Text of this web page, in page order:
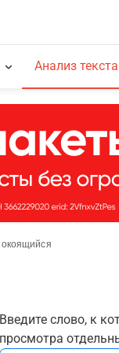
Анализ текста
Введите слово, к
просмотра